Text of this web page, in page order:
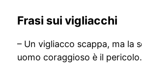
Frasi sui vigliacchi
– Un vigliacco scappa, ma la
uomo coraggioso è il